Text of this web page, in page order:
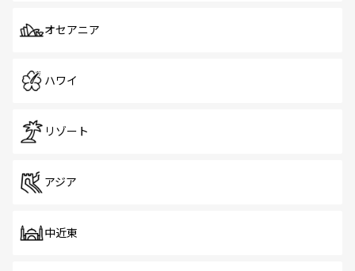
オセアニア
ハワイ
リゾート
アジア
中近東